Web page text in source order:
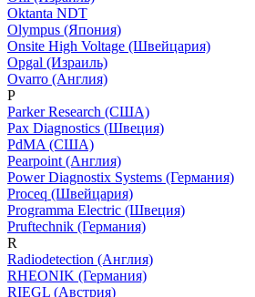
Oktanta NDT
Olympus (Япония)
Onsite High Voltage (Швейцария)
Opgal (Израиль)
Ovarro (Англия)
P
Parker Research (США)
Pax Diagnostics (Швеция)
PdMA (США)
Pearpoint (Англия)
Power Diagnostix Systems (Германия)
Proceq (Швейцария)
Programma Electric (Швеция)
Pruftechnik (Германия)
R
Radiodetection (Англия)
RHEONIK (Германия)
RIEGL (Австрия)